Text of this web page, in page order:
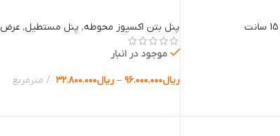
پنل بتن اکسپوز محوطه, پنل مستطیل, عرض 20 سانت
موجود در انبار
ریال۹۶.۰۰۰.۰۰۰ – ریال۳۲.۸۰۰.۰۰۰ مترمربع